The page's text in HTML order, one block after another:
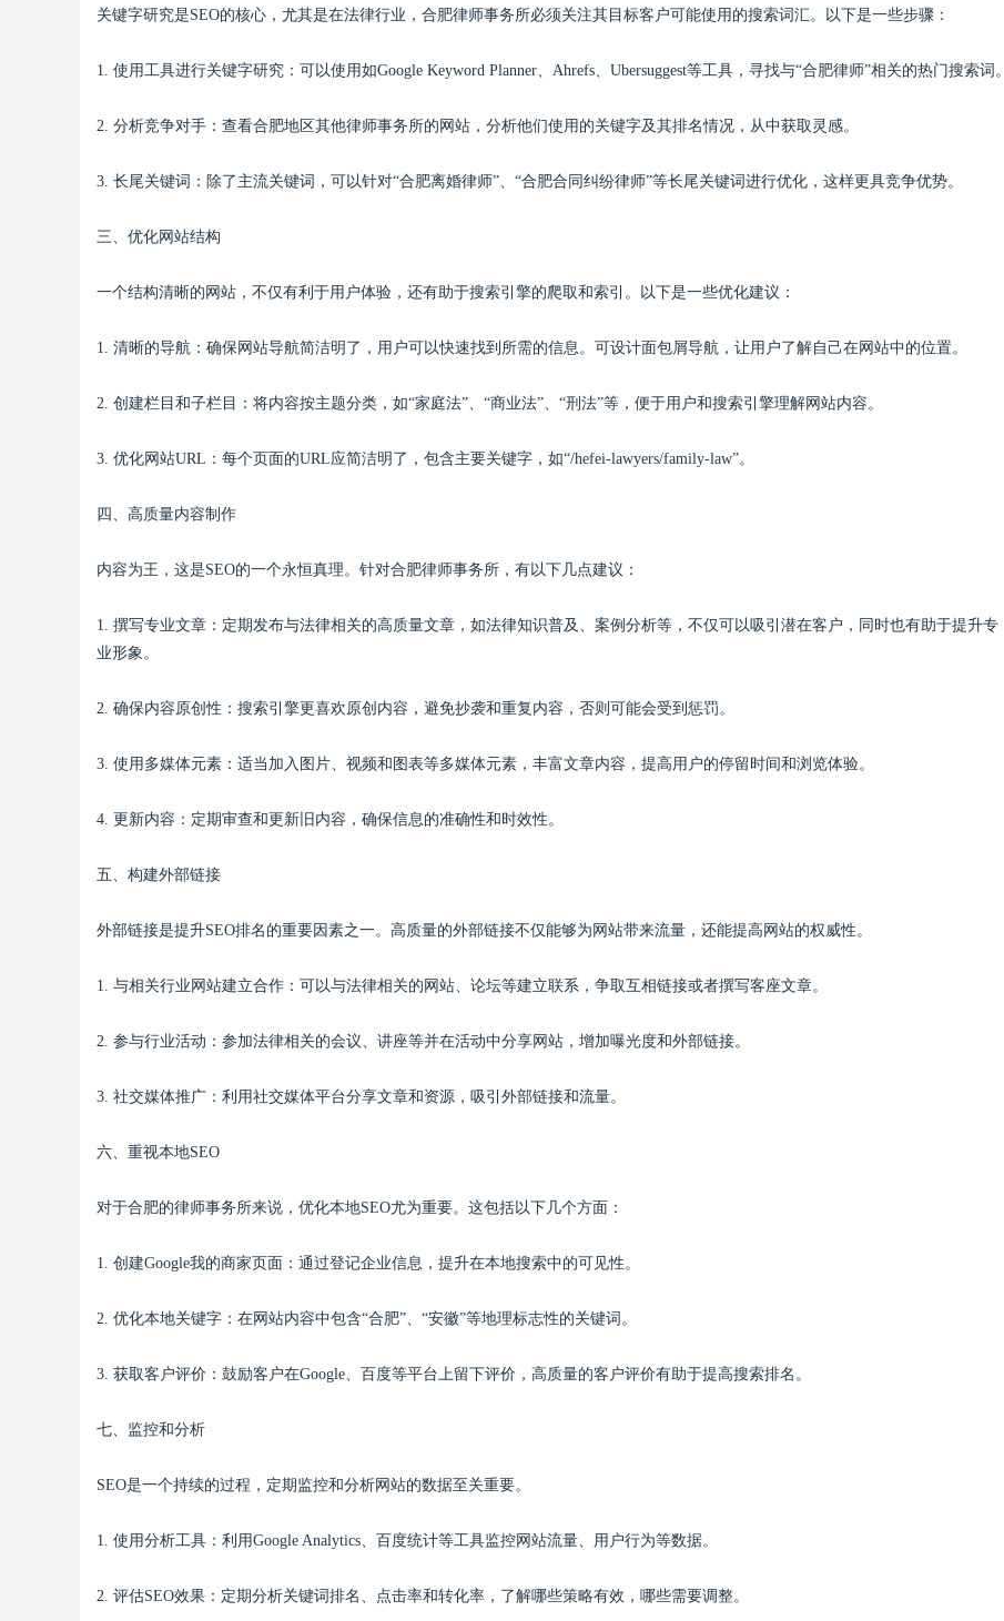
Bo
关键字研究是SEO的核心，尤其是在法律行业，合肥律师事务所必须关注其目标客户可能使用的搜索词汇。以下是一些步骤：
1. 使用工具进行关键字研究：可以使用如Google Keyword Planner、Ahrefs、Ubersuggest等工具，寻找与“合肥律师”相关的热门搜索词。
2. 分析竞争对手：查看合肥地区其他律师事务所的网站，分析他们使用的关键字及其排名情况，从中获取灵感。
3. 长尾关键词：除了主流关键词，可以针对“合肥离婚律师”、“合肥合同纠纷律师”等长尾关键词进行优化，这样更具竞争优势。
三、优化网站结构
一个结构清晰的网站，不仅有利于用户体验，还有助于搜索引擎的爬取和索引。以下是一些优化建议：
1. 清晰的导航：确保网站导航简洁明了，用户可以快速找到所需的信息。可设计面包屑导航，让用户了解自己在网站中的位置。
2. 创建栏目和子栏目：将内容按主题分类，如“家庭法”、“商业法”、“刑法”等，便于用户和搜索引擎理解网站内容。
3. 优化网站URL：每个页面的URL应简洁明了，包含主要关键字，如“/hefei-lawyers/family-law”。
四、高质量内容制作
内容为王，这是SEO的一个永恒真理。针对合肥律师事务所，有以下几点建议：
1. 撰写专业文章：定期发布与法律相关的高质量文章，如法律知识普及、案例分析等，不仅可以吸引潜在客户，同时也有助于提升专
业形象。
2. 确保内容原创性：搜索引擎更喜欢原创内容，避免抄袭和重复内容，否则可能会受到惩罚。
3. 使用多媒体元素：适当加入图片、视频和图表等多媒体元素，丰富文章内容，提高用户的停留时间和浏览体验。
4. 更新内容：定期审查和更新旧内容，确保信息的准确性和时效性。
五、构建外部链接
外部链接是提升SEO排名的重要因素之一。高质量的外部链接不仅能够为网站带来流量，还能提高网站的权威性。
1. 与相关行业网站建立合作：可以与法律相关的网站、论坛等建立联系，争取互相链接或者撰写客座文章。
2. 参与行业活动：参加法律相关的会议、讲座等并在活动中分享网站，增加曝光度和外部链接。
3. 社交媒体推广：利用社交媒体平台分享文章和资源，吸引外部链接和流量。
六、重视本地SEO
对于合肥的律师事务所来说，优化本地SEO尤为重要。这包括以下几个方面：
1. 创建Google我的商家页面：通过登记企业信息，提升在本地搜索中的可见性。
2. 优化本地关键字：在网站内容中包含“合肥”、“安徽”等地理标志性的关键词。
3. 获取客户评价：鼓励客户在Google、百度等平台上留下评价，高质量的客户评价有助于提高搜索排名。
七、监控和分析
SEO是一个持续的过程，定期监控和分析网站的数据至关重要。
1. 使用分析工具：利用Google Analytics、百度统计等工具监控网站流量、用户行为等数据。
2. 评估SEO效果：定期分析关键词排名、点击率和转化率，了解哪些策略有效，哪些需要调整。